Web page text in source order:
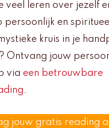
veel leren over jezelf
persoonlijk en
kruis in je
Ontvang jouw
via een betrouwbare
.
jouw gratis reading